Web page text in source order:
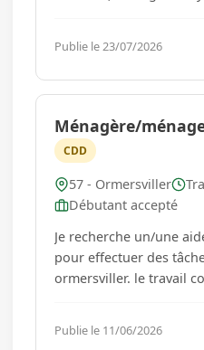
en cuisine lors de la
assurez la mise en
Publie le 23/07/2026
Ménagère/
CDD
57 - Ormersviller
Débutant accepté
Je recherche un/une
pour effectuer des
ormersviller. le travail
convenir ensemble. si
merci de me faire
Publie le 11/06/2026